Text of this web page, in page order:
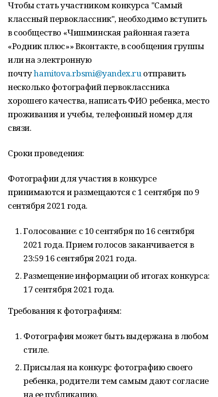
Чтобы стать участником конкурса "Самый
классный первоклассник", необходимо вступить
в сообщество «Чишминская районная газета
«Родник плюс»» Вконтакте, в сообщения группы
или на электронную
почтуhamitova.rbsmi@yandex.ruотправить
несколько фотографий первоклассника
хорошего качества, написать ФИО ребенка, место
проживания и учебы, телефонный номер для
связи.
Сроки проведения:
Фотографии для участия в конкурсе
принимаются и размещаются с 1 сентября по 9
сентября 2021 года.
Голосование: с 10 сентября по 16 сентября
2021 года. Прием голосов заканчивается в
23:59 16 сентября 2021 года.
Размещение информации об итогах конкурса:
17 сентября 2021 года.
Требования к фотографиям:
Фотография может быть выдержана в любом
стиле.
Присылая на конкурс фотографию своего
ребенка, родители тем самым дают согласие
на ее публикацию.